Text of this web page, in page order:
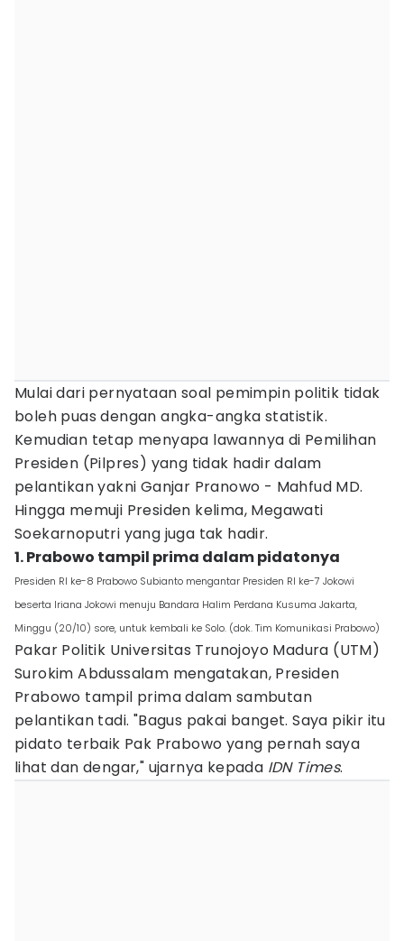
Mulai dari pernyataan soal pemimpin politik tidak
boleh puas dengan angka-angka statistik.
Kemudian tetap menyapa lawannya di Pemilihan
Presiden (Pilpres) yang tidak hadir dalam
pelantikan yakni Ganjar Pranowo - Mahfud MD.
Hingga memuji Presiden kelima, Megawati
Soekarnoputri yang juga tak hadir.
1. Prabowo tampil prima dalam pidatonya
Presiden RI ke-8 Prabowo Subianto mengantar Presiden RI ke-7 Jokowi
beserta Iriana Jokowi menuju Bandara Halim Perdana Kusuma Jakarta,
Minggu (20/10) sore, untuk kembali ke Solo. (dok. Tim Komunikasi Prabowo)
Pakar Politik Universitas Trunojoyo Madura (UTM)
Surokim Abdussalam mengatakan, Presiden
Prabowo tampil prima dalam sambutan
pelantikan tadi. "Bagus pakai banget. Saya pikir itu
pidato terbaik Pak Prabowo yang pernah saya
lihat dan dengar," ujarnya kepada IDN Times.